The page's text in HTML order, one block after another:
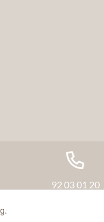
92 03 01 20